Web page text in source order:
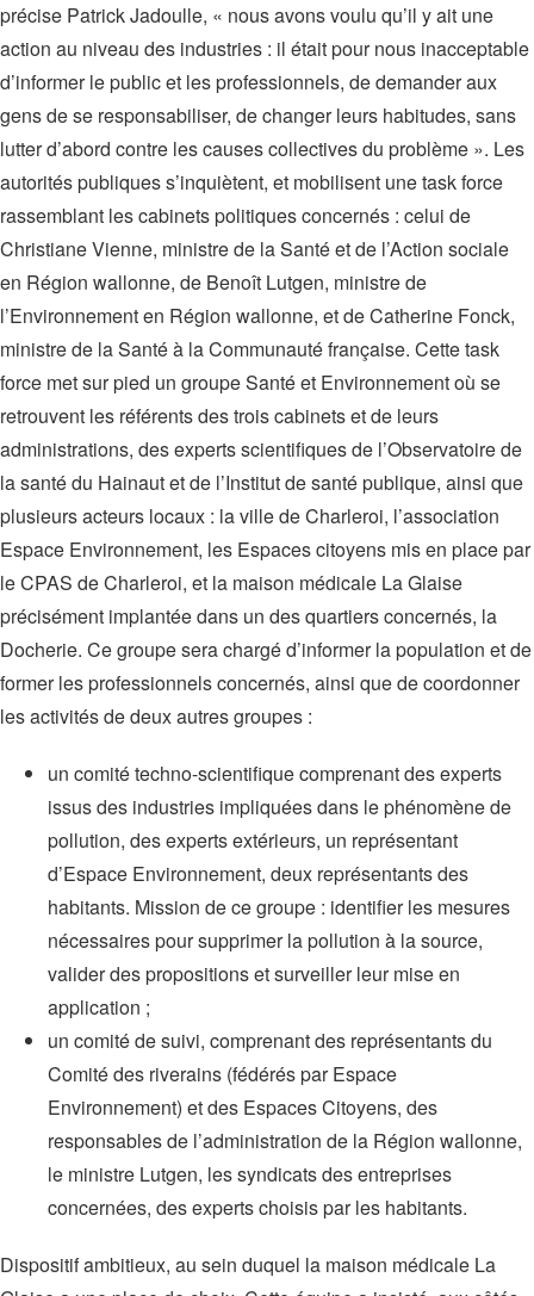
précise Patrick Jadoulle, « nous avons voulu qu’il y ait une
action au niveau des industries : il était pour nous inacceptable
d’informer le public et les professionnels, de demander aux
gens de se responsabiliser, de changer leurs habitudes, sans
lutter d’abord contre les causes collectives du problème ». Les
autorités publiques s’inquiètent, et mobilisent une task force
rassemblant les cabinets politiques concernés : celui de
Christiane Vienne, ministre de la Santé et de l’Action sociale
en Région wallonne, de Benoît Lutgen, ministre de
l’Environnement en Région wallonne, et de Catherine Fonck,
ministre de la Santé à la Communauté française. Cette task
force met sur pied un groupe Santé et Environnement où se
retrouvent les référents des trois cabinets et de leurs
administrations, des experts scientifiques de l’Observatoire de
la santé du Hainaut et de l’Institut de santé publique, ainsi que
plusieurs acteurs locaux : la ville de Charleroi, l’association
Espace Environnement, les Espaces citoyens mis en place par
le CPAS de Charleroi, et la maison médicale La Glaise
précisément implantée dans un des quartiers concernés, la
Docherie. Ce groupe sera chargé d’informer la population et de
former les professionnels concernés, ainsi que de coordonner
les activités de deux autres groupes :
un comité techno-scientifique comprenant des experts
issus des industries impliquées dans le phénomène de
pollution, des experts extérieurs, un représentant
d’Espace Environnement, deux représentants des
habitants. Mission de ce groupe : identifier les mesures
nécessaires pour supprimer la pollution à la source,
valider des propositions et surveiller leur mise en
application ;
un comité de suivi, comprenant des représentants du
Comité des riverains (fédérés par Espace
Environnement) et des Espaces Citoyens, des
responsables de l’administration de la Région wallonne,
le ministre Lutgen, les syndicats des entreprises
concernées, des experts choisis par les habitants.
Dispositif ambitieux, au sein duquel la maison médicale La